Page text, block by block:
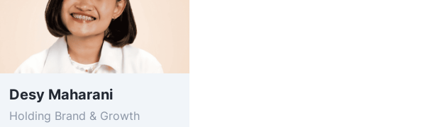
Desy Maharani
Holding Brand & Growth